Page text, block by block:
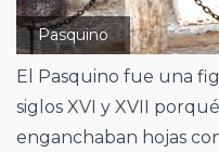
Pasquino
El Pasquino fue una
siglos XVI y XVII
enganchaban hojas